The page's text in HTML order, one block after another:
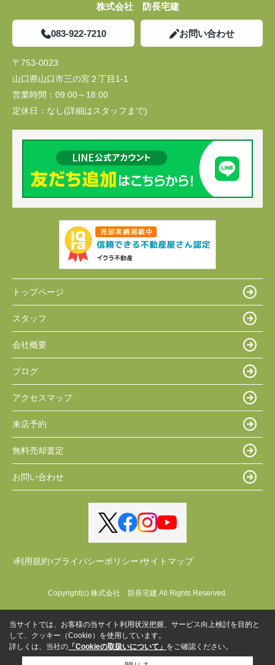
株式会社 防長宅建
083-922-7210 お問い合わせ
〒753-0023
山口県山口市三の宮２丁目1-1
営業時間： 09:00～18:00
定休日： なし(詳細はスタッフまで)
トップページ
スタッフ
会社概要
ブログ
アクセスマップ
来店予約
無料売却査定
お問い合わせ
利用規約 プライバシーポリシー サイトマップ
Copyright(c) 株式会社 防長宅建 All Rights Reserved.
当サイトでは、お客様の当サイト利用状況把握、サービス向上検討を目的と
して、クッキー（Cookie）を使用しています。
詳しくは、当社の 「Cookieの取扱いについて」 をご確認ください。